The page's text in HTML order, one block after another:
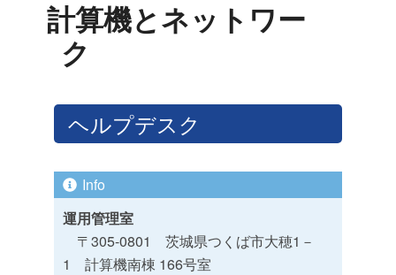
計算機とネットワー
ク
ヘルプデスク
運用管理室
〒305-0801 茨城県つくば市大穂1－
1 計算機南棟 166号室